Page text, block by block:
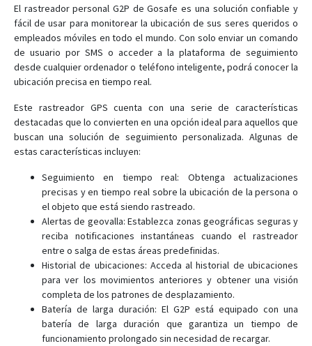
G3A
G3S
G602
G616
G6C
G717
G717
G737
G737
G777
G797
G797
GAT1000
El rastreador personal G2P de Gosafe es una solución confiable y
fácil de usar para monitorear la ubicación de sus seres queridos o
empleados móviles en todo el mundo. Con solo enviar un comando
de usuario por SMS o acceder a la plataforma de seguimiento
desde cualquier ordenador o teléfono inteligente, podrá conocer la
ubicación precisa en tiempo real.
Este rastreador GPS cuenta con una serie de características
destacadas que lo convierten en una opción ideal para aquellos que
buscan una solución de seguimiento personalizada. Algunas de
estas características incluyen:
Seguimiento en tiempo real: Obtenga actualizaciones
precisas y en tiempo real sobre la ubicación de la persona o
el objeto que está siendo rastreado.
Alertas de geovalla: Establezca zonas geográficas seguras y
reciba notificaciones instantáneas cuando el rastreador
entre o salga de estas áreas predefinidas.
Historial de ubicaciones: Acceda al historial de ubicaciones
para ver los movimientos anteriores y obtener una visión
completa de los patrones de desplazamiento.
Batería de larga duración: El G2P está equipado con una
batería de larga duración que garantiza un tiempo de
funcionamiento prolongado sin necesidad de recargar.